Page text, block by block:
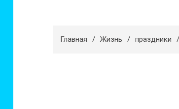
Главная Жизнь праздники